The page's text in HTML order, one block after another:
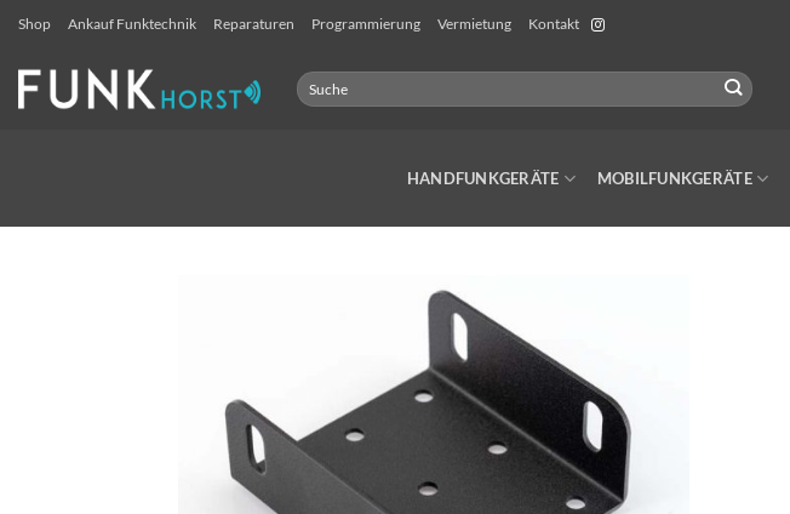
springen
Shop Ankauf Funktechnik Reparaturen Programmierung Vermietung Kontakt
Suchen
nach:
HANDFUNKGERÄTE MOBILFUNKGERÄTE